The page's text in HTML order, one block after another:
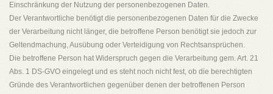
Einschränkung der Nutzung der personenbezogenen Daten.
Der Verantwortliche benötigt die personenbezogenen Daten für die Zwecke
der Verarbeitung nicht länger, die betroffene Person benötigt sie jedoch zur
Geltendmachung, Ausübung oder Verteidigung von Rechtsansprüchen.
Die betroffene Person hat Widerspruch gegen die Verarbeitung gem. Art. 21
Abs. 1 DS-GVO eingelegt und es steht noch nicht fest, ob die berechtigten
Gründe des Verantwortlichen gegenüber denen der betroffenen Person